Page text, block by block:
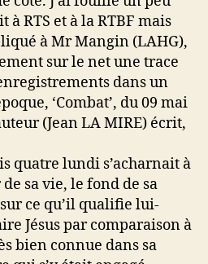
RTS et à la RTBF mais
à Mr Mangin (LAHG),
sur le net une trace
dans un
‘Combat’, du 09 mai
(Jean LA MIRE) écrit,
quatre lundi s’acharnait à
sa vie, le fond de sa
ce qu’il qualifie lui-
Jésus par comparaison à
bien connue dans sa